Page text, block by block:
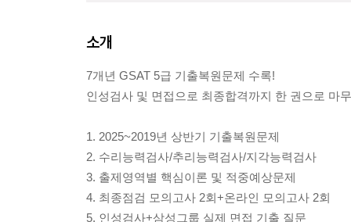
소개
7개년 GSAT 5급 기출복원문제 수록!
인성검사 및 면접으로 최종합격까지 한 권으로 마
1. 2025~2019년 상반기 기출복원문제
2. 수리능력검사/추리능력검사/지각능력검사
3. 출제영역별 핵심이론 및 적중예상문제
4. 최종점검 모의고사 2회+온라인 모의고사 2회
5. 인성검사+삼성그룹 실제 면접 기출 질문